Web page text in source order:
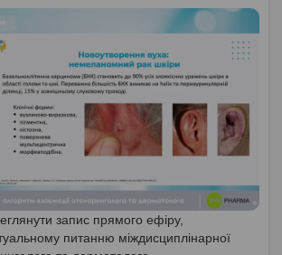
запис прямого ефіру,
питанню міждисциплінарної